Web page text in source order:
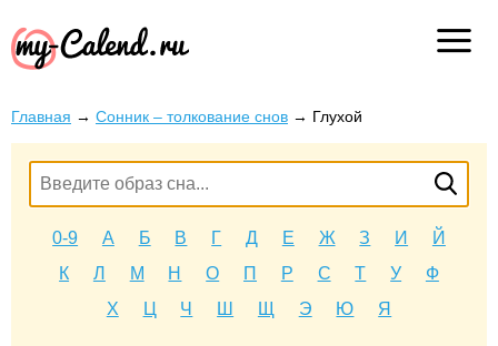
Главная → Сонник – толкование снов → Глухой
0-9 А Б В Г Д Е Ж З И
Й
К
Л М Н О П Р С Т У
Ф
Х
Ц Ч Ш Щ Э Ю Я